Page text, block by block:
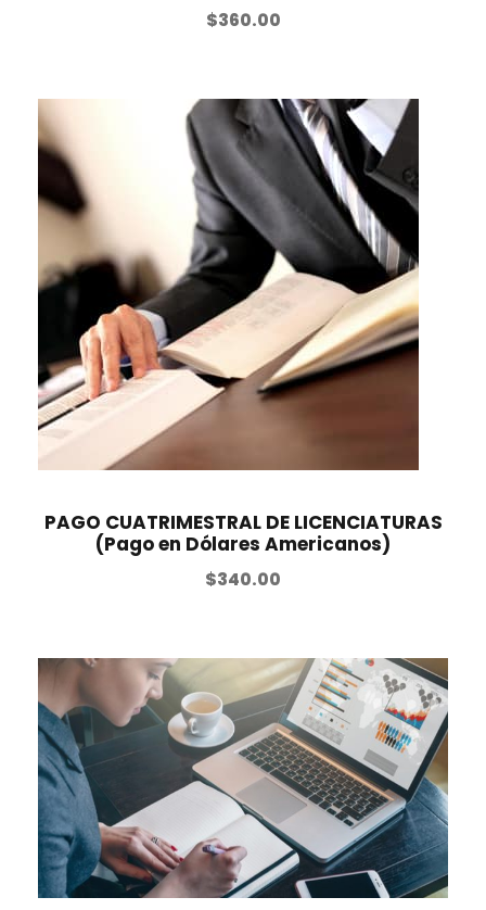
$360.00
PAGO CUATRIMESTRAL DE LICENCIATURAS
(Pago en Dólares Americanos)
$340.00